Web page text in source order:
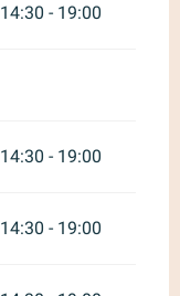
14:30 - 19:00
14:30 - 19:00
14:30 - 19:00